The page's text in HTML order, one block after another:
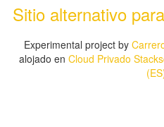
Sitio alternativo
Experimental project by
alojado en Cloud Privado